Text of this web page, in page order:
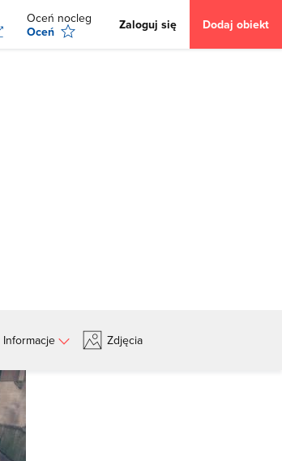
Oceń nocleg
Oceń
Zaloguj się Dodaj obiekt
Informacje Zdjęcia